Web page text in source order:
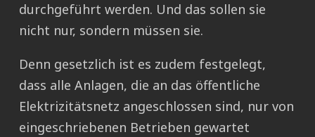
durchgeführt werden. Und das sollen sie
nicht nur, sondern müssen sie.
Denn gesetzlich ist es zudem festgelegt,
dass alle Anlagen, die an das öffentliche
Elektrizitätsnetz angeschlossen sind, nur von
eingeschriebenen Betrieben gewartet